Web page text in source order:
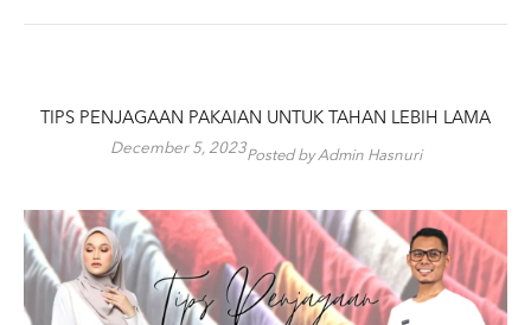
TIPS PENJAGAAN PAKAIAN UNTUK TAHAN LEBIH LAMA
December 5, 2023Posted by Admin Hasnuri